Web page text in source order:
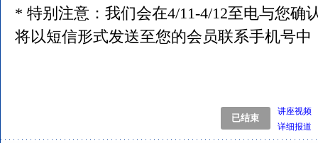
* 特别注意：我们会在4/11-4/12至电与您确
将以短信形式发送至您的会员联系手机号中
讲座视频
详细报道